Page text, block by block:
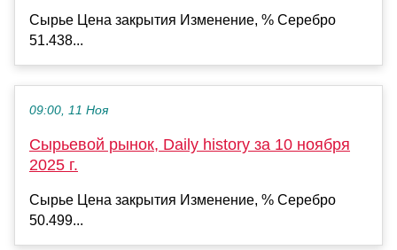
Сырье Цена закрытия Изменение, % Серебро
51.438...
09:00, 11 Ноя
Сырьевой рынок, Daily history за 10 ноября
2025 г.
Сырье Цена закрытия Изменение, % Серебро
50.499...